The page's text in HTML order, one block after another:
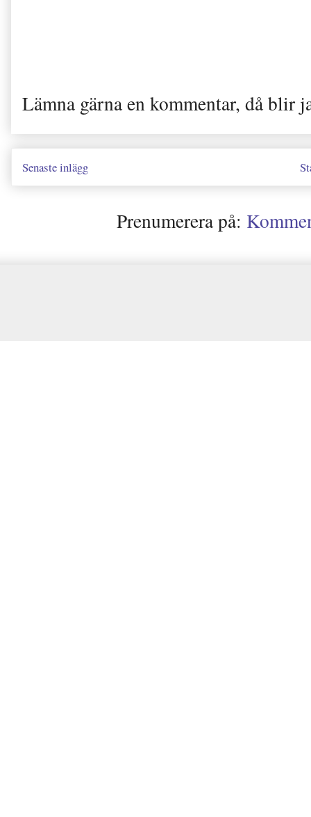
Lämna gärna en kommentar, då blir
Senaste inlägg
Prenumerera på: